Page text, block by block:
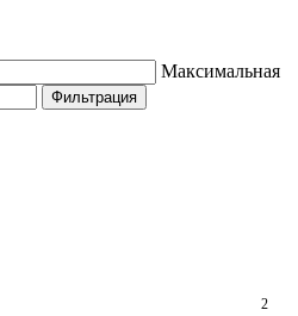
Максимальная
Фильтрация
2